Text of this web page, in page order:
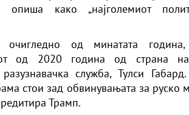
опиша како „најголемиот
очигледно од минатата
од 2020 година од страна
служба, Тулси
стои зад обвинувањата за
Трамп.